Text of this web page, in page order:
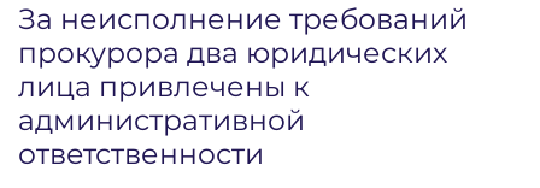
За неисполнение требований
прокурора два юридических
лица привлечены к
административной
ответственности